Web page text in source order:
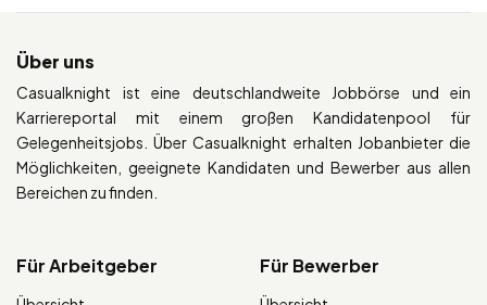
Über uns
Casualknight ist eine deutschlandweite Jobbörse und ein
Karriereportal mit einem großen Kandidatenpool für
Gelegenheitsjobs. Über Casualknight erhalten Jobanbieter die
Möglichkeiten, geeignete Kandidaten und Bewerber aus allen
Bereichen zu finden.
Für Arbeitgeber Für Bewerber